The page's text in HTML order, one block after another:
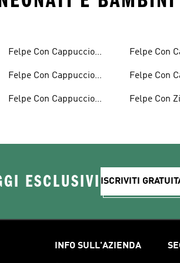
Felpe Con Cappuccio
Felpe Con Cappuccio
Felpe Con Cappuccio
Felpe Con
Felpe Con
Felpe Con
ESCLUSIVI ISCRIVITI
INFO SULL'AZIENDA